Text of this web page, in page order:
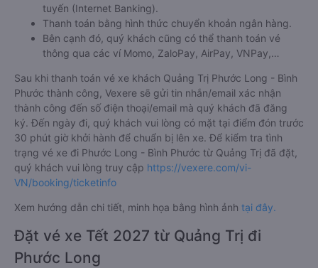
tuyến (Internet Banking).
Thanh toán bằng hình thức chuyển khoản ngân hàng.
Bên cạnh đó, quý khách cũng có thể thanh toán vé
thông qua các ví Momo, ZaloPay, AirPay, VNPay,…
Sau khi thanh toán vé xe khách Quảng Trị Phước Long - Bình
Phước thành công, Vexere sẽ gửi tin nhắn/email xác nhận
thành công đến số điện thoại/email mà quý khách đã đăng
ký. Đến ngày đi, quý khách vui lòng có mặt tại điểm đón trước
30 phút giờ khởi hành để chuẩn bị lên xe. Để kiểm tra tình
trạng vé xe đi Phước Long - Bình Phước từ Quảng Trị đã đặt,
quý khách vui lòng truy cập https://vexere.com/vi-
VN/booking/ticketinfo
Xem hướng dẫn chi tiết, minh họa bằng hình ảnh tại đây.
Đặt vé xe Tết 2027 từ Quảng Trị đi
Phước Long